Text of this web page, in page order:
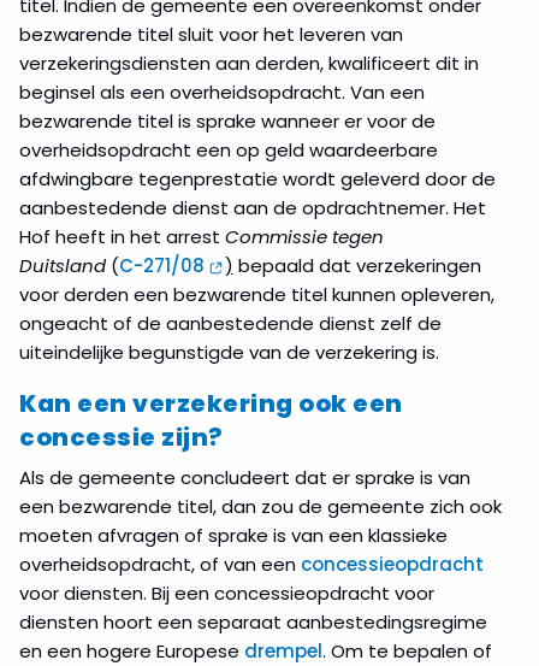
titel. Indien de gemeente een overeenkomst onder
bezwarende titel sluit voor het leveren van
verzekeringsdiensten aan derden, kwalificeert dit in
beginsel als een overheidsopdracht. Van een
bezwarende titel is sprake wanneer er voor de
overheidsopdracht een op geld waardeerbare
afdwingbare tegenprestatie wordt geleverd door de
aanbestedende dienst aan de opdrachtnemer. Het
Hof heeft in het arrest Commissie tegen
Duitsland(C-271/08 ) bepaald dat verzekeringen
voor derden een bezwarende titel kunnen opleveren,
ongeacht of de aanbestedende dienst zelf de
uiteindelijke begunstigde van de verzekering is.
Kan een verzekering ook een
concessie zijn?
Als de gemeente concludeert dat er sprake is van
een bezwarende titel, dan zou de gemeente zich ook
moeten afvragen of sprake is van een klassieke
overheidsopdracht, of van een concessieopdracht
voor diensten. Bij een concessieopdracht voor
diensten hoort een separaat aanbestedingsregime
en een hogere Europese drempel. Om te bepalen of